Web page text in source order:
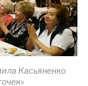
Касьяненко